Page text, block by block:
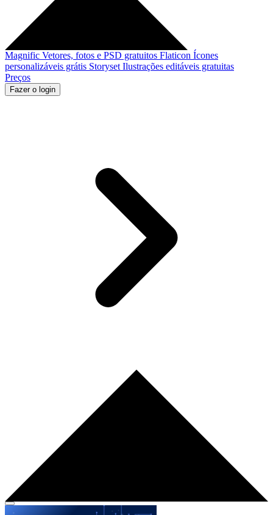
Magnific Vetores, fotos e PSD gratuitos Flaticon Ícones
personalizáveis grátis Storyset Ilustrações editáveis gratuitas
Preços
Fazer o login